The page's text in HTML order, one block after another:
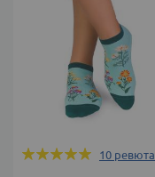
Оценка:
10 ревюта